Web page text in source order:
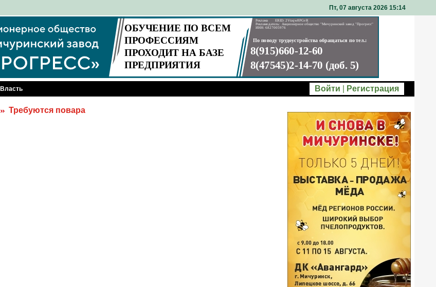
Пт, 07 августа 2026 15 14
Власть Войти Регистрация
Требуются повара